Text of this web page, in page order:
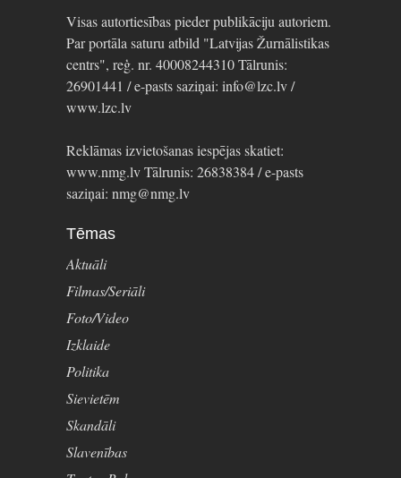
Visas autortiesības pieder publikāciju autoriem.
Par portāla saturu atbild "Latvijas Žurnālistikas
centrs", reģ. nr. 40008244310 Tālrunis:
26901441 / e-pasts saziņai: info@lzc.lv /
www.lzc.lv
Reklāmas izvietošanas iespējas skatiet:
www.nmg.lv Tālrunis: 26838384 / e-pasts
saziņai: nmg@nmg.lv
Tēmas
Aktuāli
Filmas/Seriāli
Foto/Video
Izklaide
Politika
Sievietēm
Skandāli
Slavenības